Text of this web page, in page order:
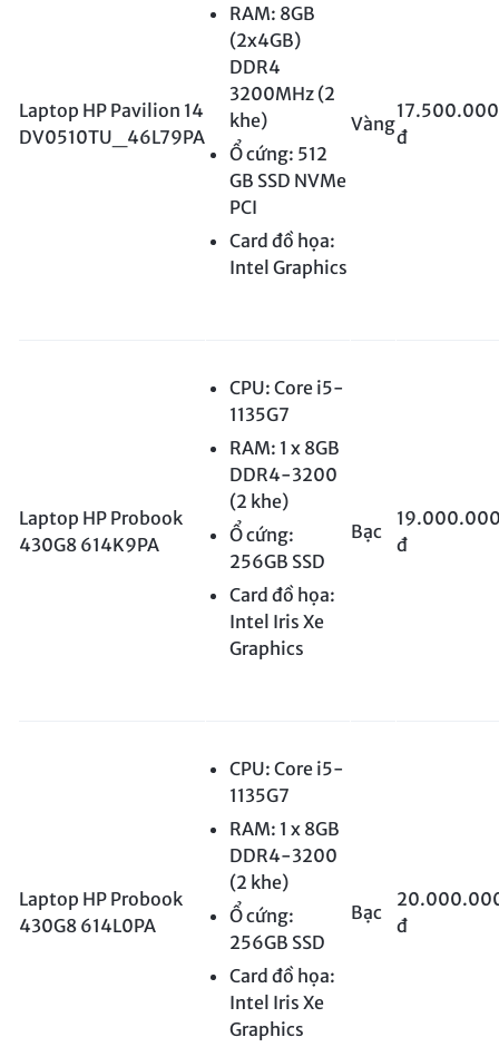
Laptop HP Pavilion 14
DV0510TU_46L79PA
RAM: 8GB
(2x4GB)
DDR4
3200MHz (2
khe)
Ổ cứng: 512
GB SSD NVMe
PCI
Card đồ họa:
Intel Graphics
Vàng
17.500.000
đ
Laptop HP Probook
430G8 614K9PA
CPU: Core i5-
1135G7
RAM: 1 x 8GB
DDR4-3200
(2 khe)
Ổ cứng:
256GB SSD
Card đồ họa:
Intel Iris Xe
Graphics
Bạc
đ
Laptop HP Probook
430G8 614L0PA
CPU: Core i5-
1135G7
RAM: 1 x 8GB
DDR4-3200
(2 khe)
Ổ cứng:
256GB SSD
Card đồ họa:
Intel Iris Xe
Graphics
Bạc
đ